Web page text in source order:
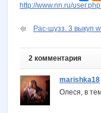
http://www.nn.ru/
Рас-шузз. 3 выкуп
2 комментария
marishka18
Олеся, в